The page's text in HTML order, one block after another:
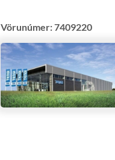
Vörunúmer:7409220